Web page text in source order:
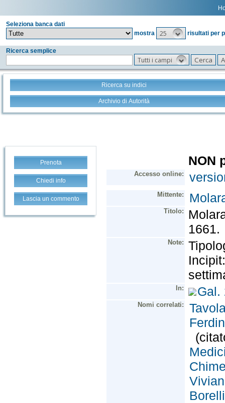
Seleziona banca dati
mostra
25 risultati per
Ricerca semplice
Tutti i campi
Ricerca su indici
Archivio di Autorità
Prenota
Chiedi info
Lascia un commento